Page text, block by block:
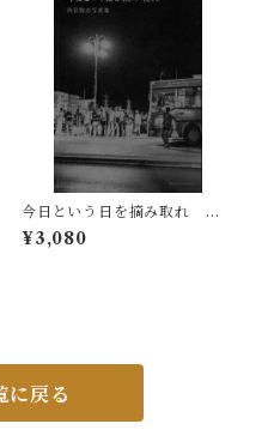
今日という日を摘み取れ 渋
谷敦志写真集 Carpe Diem
Photographs by Atsushi
¥3,080
に戻る